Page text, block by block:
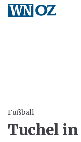
Fußball
Tuchel